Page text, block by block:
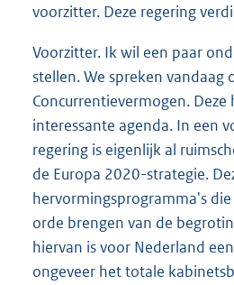
voorzitter. Deze regering
Voorzitter. Ik wil een paar
stellen. We spreken vandaag
Concurrentievermogen.
interessante agenda. In een
regering is eigenlijk al
de Europa 2020-strategie.
hervormingsprogramma's
orde brengen van de
hiervan is voor Nederland
ongeveer het totale